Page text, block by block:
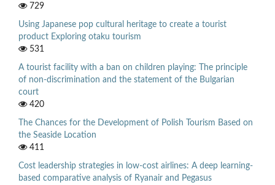
729
Using Japanese pop cultural heritage to create a tourist
product Exploring otaku tourism
531
A tourist facility with a ban on children playing: The principle
of non-discrimination and the statement of the Bulgarian
court
420
The Chances for the Development of Polish Tourism Based on
the Seaside Location
411
Cost leadership strategies in low-cost airlines: A deep learning-
based comparative analysis of Ryanair and Pegasus